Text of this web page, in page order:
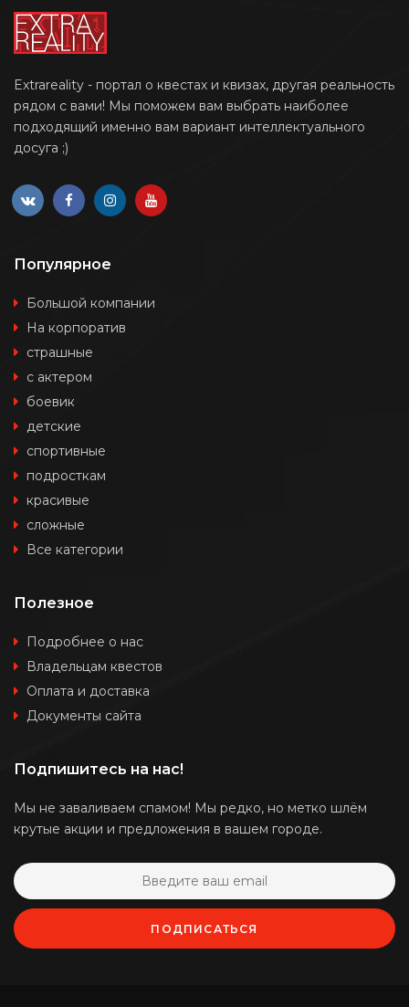
Extrareality - портал о квестах и квизах, другая реальность
рядом с вами! Мы поможем вам выбрать наиболее
подходящий именно вам вариант интеллектуального
досуга ;)
Популярное
Большой компании
На корпоратив
страшные
с актером
боевик
детские
спортивные
подросткам
красивые
сложные
Все категории
Полезное
Подробнее о нас
Владельцам квестов
Оплата и доставка
Документы сайта
Подпишитесь на нас!
Мы не заваливаем спамом! Мы редко, но метко шлём
крутые акции и предложения в вашем городе.
ПОДПИСАТЬСЯ